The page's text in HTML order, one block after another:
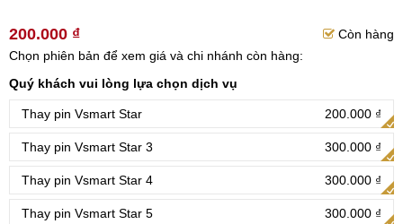
200.000 ₫
Còn hàng
Chọn phiên bản để xem giá và chi nhánh còn hàng:
Quý khách vui lòng lựa chọn dịch vụ
Thay pin Vsmart Star 200.000 ₫
Thay pin Vsmart Star 3 300.000 ₫
Thay pin Vsmart Star 4 300.000 ₫
Thay pin Vsmart Star 5 300.000 ₫